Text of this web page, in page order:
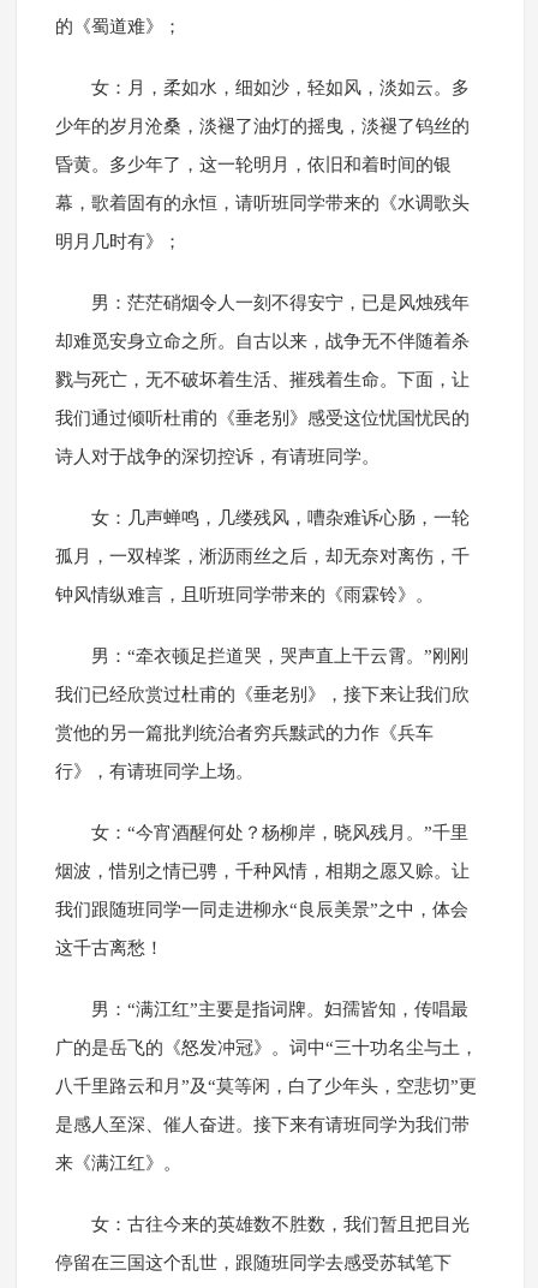
的《蜀道难》；
女：月，柔如水，细如沙，轻如风，淡如云。多
少年的岁月沧桑，淡褪了油灯的摇曳，淡褪了钨丝的
昏黄。多少年了，这一轮明月，依旧和着时间的银
幕，歌着固有的永恒，请听班同学带来的《水调歌头
明月几时有》；
男：茫茫硝烟令人一刻不得安宁，已是风烛残年
却难觅安身立命之所。自古以来，战争无不伴随着杀
戮与死亡，无不破坏着生活、摧残着生命。下面，让
我们通过倾听杜甫的《垂老别》感受这位忧国忧民的
诗人对于战争的深切控诉，有请班同学。
女：几声蝉鸣，几缕残风，嘈杂难诉心肠，一轮
孤月，一双棹桨，淅沥雨丝之后，却无奈对离伤，千
钟风情纵难言，且听班同学带来的《雨霖铃》。
男：“牵衣顿足拦道哭，哭声直上干云霄。”刚刚
我们已经欣赏过杜甫的《垂老别》，接下来让我们欣
赏他的另一篇批判统治者穷兵黩武的力作《兵车
行》，有请班同学上场。
女：“今宵酒醒何处？杨柳岸，晓风残月。”千里
烟波，惜别之情已骋，千种风情，相期之愿又赊。让
我们跟随班同学一同走进柳永“良辰美景”之中，体会
这千古离愁！
男：“满江红”主要是指词牌。妇孺皆知，传唱最
广的是岳飞的《怒发冲冠》。词中“三十功名尘与土，
八千里路云和月”及“莫等闲，白了少年头，空悲切”更
是感人至深、催人奋进。接下来有请班同学为我们带
来《满江红》。
女：古往今来的英雄数不胜数，我们暂且把目光
停留在三国这个乱世，跟随班同学去感受苏轼笔下